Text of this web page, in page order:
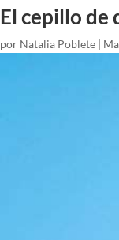
El cepillo de
por Natalia Poblete |